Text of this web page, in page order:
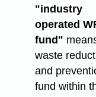
"industry
operated
fund"
waste
and
fund within